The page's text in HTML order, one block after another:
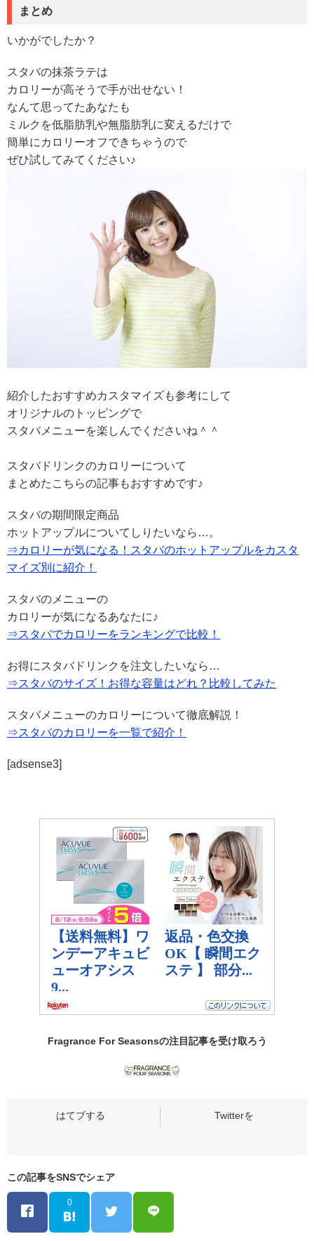
まとめ
いかがでしたか？
スタバの抹茶ラテは
カロリーが高そうで手が出せない！
なんて思ってたあなたも
ミルクを低脂肪乳や無脂肪乳に変えるだけで
簡単にカロリーオフできちゃうので
ぜひ試してみてください♪
紹介したおすすめカスタマイズも参考にして
オリジナルのトッピングで
スタバメニューを楽しんでくださいね＾＾
スタバドリンクのカロリーについて
まとめたこちらの記事もおすすめです♪
スタバの期間限定商品
ホットアップルについてしりたいなら…。
⇒カロリーが気になる！スタバのホットアップルをカスタ
マイズ別に紹介！
スタバのメニューの
カロリーが気になるあなたに♪
⇒スタバでカロリーをランキングで比較！
お得にスタバドリンクを注文したいなら…
⇒スタバのサイズ！お得な容量はどれ？比較してみた
スタバメニューのカロリーについて徹底解説！
⇒スタバのカロリーを一覧で紹介！
[adsense3]
Fragrance For Seasonsの注目記事を受け取ろう
この記事をSNSでシェア
0